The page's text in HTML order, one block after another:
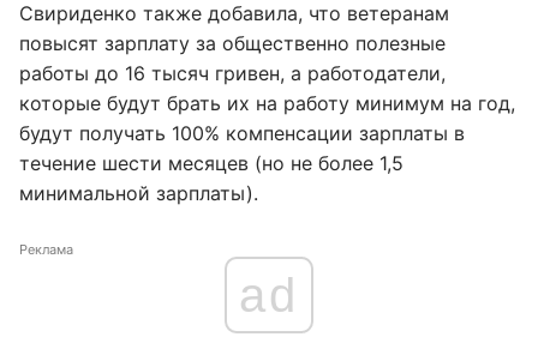
Свириденко также добавила, что ветеранам
повысят зарплату за общественно полезные
работы до 16 тысяч гривен, а работодатели,
которые будут брать их на работу минимум на год,
будут получать 100% компенсации зарплаты в
течение шести месяцев (но не более 1,5
минимальной зарплаты).
Реклама
ad